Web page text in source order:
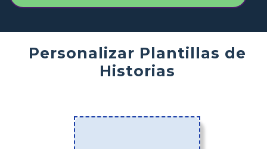
Personalizar Plantillas de
Historias